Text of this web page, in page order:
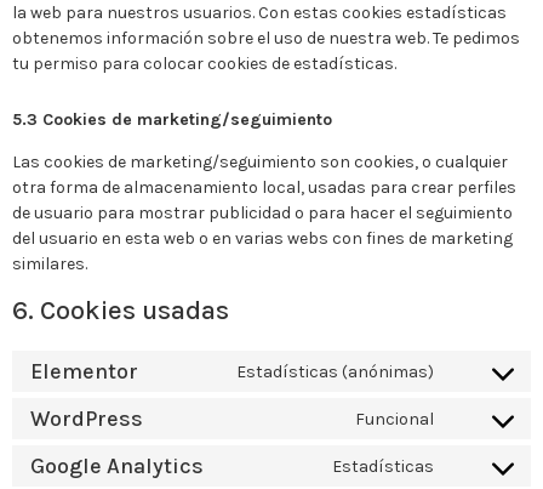
la web para nuestros usuarios. Con estas cookies estadísticas
obtenemos información sobre el uso de nuestra web. Te pedimos
tu permiso para colocar cookies de estadísticas.
5.3 Cookies de marketing/seguimiento
Las cookies de marketing/seguimiento son cookies, o cualquier
otra forma de almacenamiento local, usadas para crear perfiles
de usuario para mostrar publicidad o para hacer el seguimiento
del usuario en esta web o en varias webs con fines de marketing
similares.
6. Cookies usadas
Elementor Estadísticas (anónimas)
WordPress Funcional
Google Analytics Estadísticas